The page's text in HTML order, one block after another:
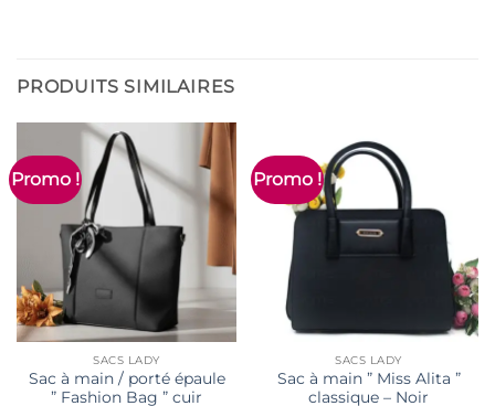
PRODUITS SIMILAIRES
Promo !
SACS LADY
Sac à main / porté épaule
” Fashion Bag ” cuir
Promo !
SACS LADY
Sac à main ” Miss Alita ”
classique – Noir